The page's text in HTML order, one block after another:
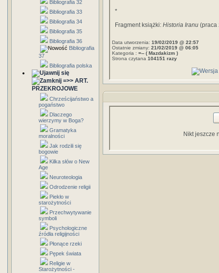
Bibliografia 32
Bibliografia 33
Bibliografia 34
Bibliografia 35
Bibliografia 36
Bibliografia
37
Bibliografia polska
=>> ART.
PRZEKROJOWE
Chrześcijaństwo a
pogaństwo
Dlaczego
wierzymy w Boga?
Gramatyka
moralności
Jak rodzili się
bogowie
Kilka słów o New
Age
Neuroteologia
Odrodzenie religii
Piekło w
starożytności
Przechwytywanie
symboli
Psychologiczne
źródła religijności
Płonące rzeki
Pępek świata
Religie w
Starożytności -
*
Fragment książki: Historia Iranu (praca
Data utworzenia: 19/02/2019 @ 22:57
Ostatnie zmiany: 21/02/2019 @ 06:05
Kategoria : =-- ( Mazdakizm )
Strona czytana 104151 razy
Nikt jeszcze